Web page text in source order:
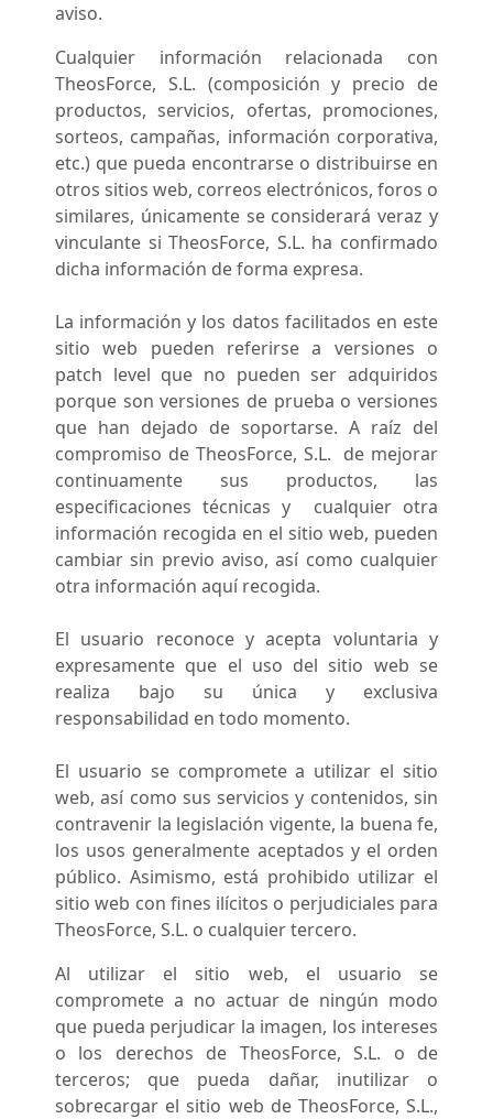
aviso.
Cualquier información relacionada con
TheosForce, S.L. (composición y precio de
productos, servicios, ofertas, promociones,
sorteos, campañas, información corporativa,
etc.) que pueda encontrarse o distribuirse en
otros sitios web, correos electrónicos, foros o
similares, únicamente se considerará veraz y
vinculante si TheosForce, S.L. ha confirmado
dicha información de forma expresa.
La información y los datos facilitados en este
sitio web pueden referirse a versiones o
patch level que no pueden ser adquiridos
porque son versiones de prueba o versiones
que han dejado de soportarse. A raíz del
compromiso de TheosForce, S.L. de mejorar
continuamente sus productos, las
especificaciones técnicas y cualquier otra
información recogida en el sitio web, pueden
cambiar sin previo aviso, así como cualquier
otra información aquí recogida.
El usuario reconoce y acepta voluntaria y
expresamente que el uso del sitio web se
realiza bajo su única y exclusiva
responsabilidad en todo momento.
El usuario se compromete a utilizar el sitio
web, así como sus servicios y contenidos, sin
contravenir la legislación vigente, la buena fe,
los usos generalmente aceptados y el orden
público. Asimismo, está prohibido utilizar el
sitio web con fines ilícitos o perjudiciales para
TheosForce, S.L. o cualquier tercero.
Al utilizar el sitio web, el usuario se
compromete a no actuar de ningún modo
que pueda perjudicar la imagen, los intereses
o los derechos de TheosForce, S.L. o de
terceros; que pueda dañar, inutilizar o
sobrecargar el sitio web de TheosForce, S.L.,